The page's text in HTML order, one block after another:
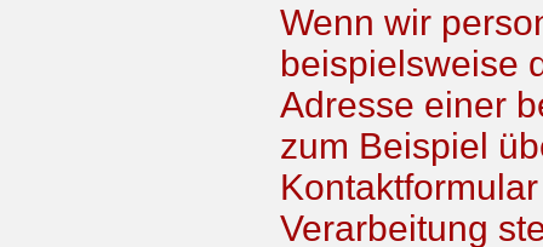
Wenn wir
beispielsweise
Adresse einer
zum Beispiel
Verarbeitung